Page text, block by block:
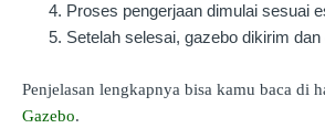
Proses pengerjaan dimulai sesuai
Setelah selesai, gazebo dikirim
Penjelasan lengkapnya bisa kamu baca di
Gazebo.